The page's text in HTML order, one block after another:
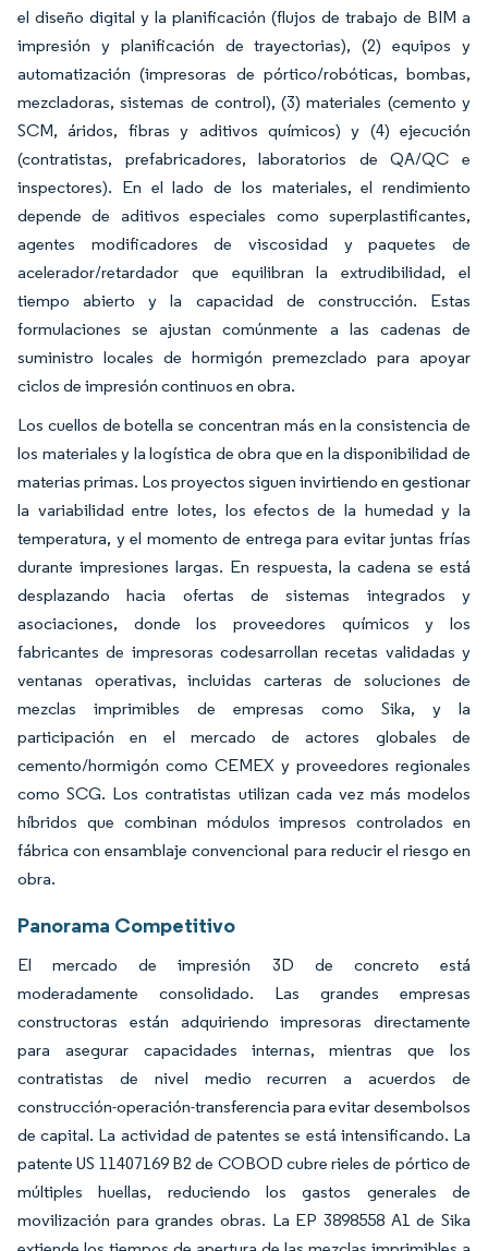
el diseño digital y la planificación (flujos de trabajo de BIM a
impresión y planificación de trayectorias), (2) equipos y
automatización (impresoras de pórtico/robóticas, bombas,
mezcladoras, sistemas de control), (3) materiales (cemento y
SCM, áridos, fibras y aditivos químicos) y (4) ejecución
(contratistas, prefabricadores, laboratorios de QA/QC e
inspectores). En el lado de los materiales, el rendimiento
depende de aditivos especiales como superplastificantes,
agentes modificadores de viscosidad y paquetes de
acelerador/retardador que equilibran la extrudibilidad, el
tiempo abierto y la capacidad de construcción. Estas
formulaciones se ajustan comúnmente a las cadenas de
suministro locales de hormigón premezclado para apoyar
ciclos de impresión continuos en obra.
Los cuellos de botella se concentran más en la consistencia de
los materiales y la logística de obra que en la disponibilidad de
materias primas. Los proyectos siguen invirtiendo en gestionar
la variabilidad entre lotes, los efectos de la humedad y la
temperatura, y el momento de entrega para evitar juntas frías
durante impresiones largas. En respuesta, la cadena se está
desplazando hacia ofertas de sistemas integrados y
asociaciones, donde los proveedores químicos y los
fabricantes de impresoras codesarrollan recetas validadas y
ventanas operativas, incluidas carteras de soluciones de
mezclas imprimibles de empresas como Sika, y la
participación en el mercado de actores globales de
cemento/hormigón como CEMEX y proveedores regionales
como SCG. Los contratistas utilizan cada vez más modelos
híbridos que combinan módulos impresos controlados en
fábrica con ensamblaje convencional para reducir el riesgo en
obra.
Panorama Competitivo
El mercado de impresión 3D de concreto está
moderadamente consolidado. Las grandes empresas
constructoras están adquiriendo impresoras directamente
para asegurar capacidades internas, mientras que los
contratistas de nivel medio recurren a acuerdos de
construcción-operación-transferencia para evitar desembolsos
de capital. La actividad de patentes se está intensificando. La
patente US 11407169 B2 de COBOD cubre rieles de pórtico de
múltiples huellas, reduciendo los gastos generales de
movilización para grandes obras. La EP 3898558 A1 de Sika